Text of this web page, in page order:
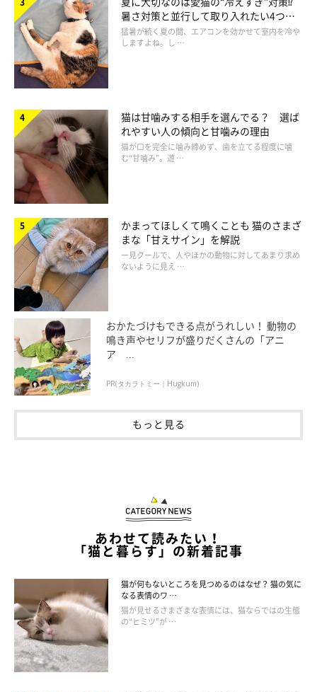
ージしてあげましょう。
冷えやすい部位その3：顔
ねこのきもち投稿写真ギャラリー
暑さ対策と並行して取り入れたい4つの
工夫
猛暑が続く夏の間、エアコンを効かせて室内を冷や
しますよね。し …
猫は甘噛みする相手を選んでる？ 選ば
れやすい人の傾向と甘噛みの理由
猫が口を完全に噛み締めず、歯を立てる程度に噛
む“甘噛み”。遊 …
かまってほしくて鳴くことも 猫のさまざ
まな「甘えサイン」を解説
一見クールで、人やほかの動物に対してあまり求め
ないように見え …
おかたづけもできる点がうれしい！ 動物の
鳴き声やセリフが盛りだくさんの「アニ
ア ...
PR(タカラトミー｜Hugkum)
もっと見る
あわせて読みたい！
「猫と暮らす」の新着記事
猫が何もないところを見つめるのはなぜ？ 猫の気に
なる表情のワ …
猫が見せるさまざまな表情には、猫ならではの生態
の“ヒミツ”が …